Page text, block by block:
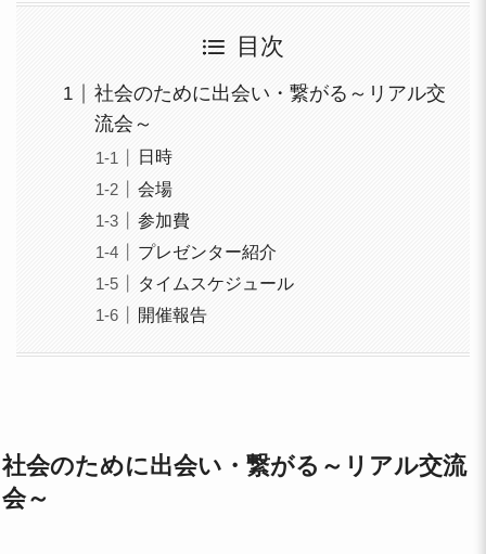
目次
社会のために出会い・繋がる～リアル交
流会～
日時
会場
参加費
プレゼンター紹介
タイムスケジュール
開催報告
社会のために出会い・繋がる～リアル交流
会～